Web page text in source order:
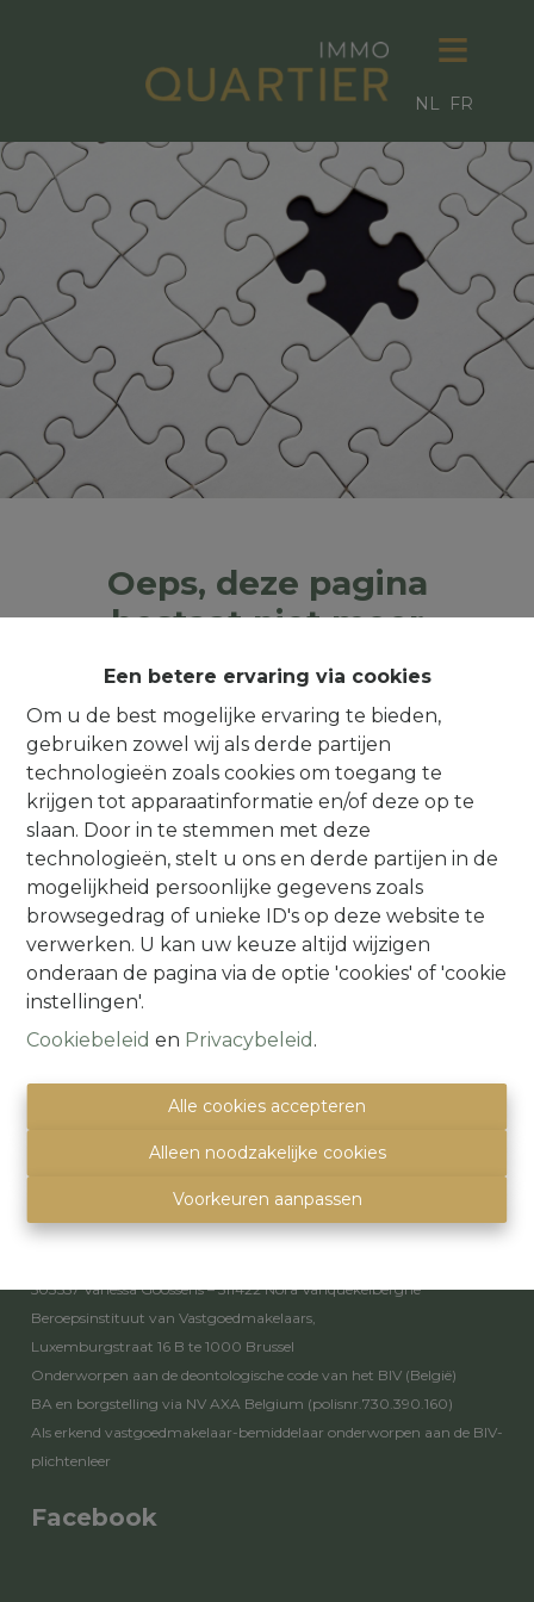
Een betere ervaring via cookies
Om u de best mogelijke ervaring te bieden,
gebruiken zowel wij als derde partijen
technologieën zoals cookies om toegang te
krijgen tot apparaatinformatie en/of deze op te
slaan. Door in te stemmen met deze
technologieën, stelt u ons en derde partijen in de
mogelijkheid persoonlijke gegevens zoals
browsegedrag of unieke ID's op deze website te
verwerken. U kan uw keuze altijd wijzigen
onderaan de pagina via de optie 'cookies' of 'cookie
instellingen'.
Cookiebeleid en Privacybeleid .
Alle cookies accepteren
Alleen noodzakelijke cookies
Voorkeuren aanpassen
NL FR
Oeps, deze pagina
bestaat niet meer
Te koop Te huur
Contact
Alsembergsesteenweg 259
1501 Halle (Buizingen)
(Parking naast de deur)
Privacy statement
Toezichthoudende autoriteit
503557 Vanessa Goossens – 511422 Nora Vanquekelberghe
Beroepsinstituut van Vastgoedmakelaars,
Luxemburgstraat 16 B te 1000 Brussel
Onderworpen aan de deontologische code van het BIV (België)
BA en borgstelling via NV AXA Belgium (polisnr.730.390.160)
Als erkend vastgoedmakelaar-bemiddelaar onderworpen aan de BIV-
plichtenleer
Facebook